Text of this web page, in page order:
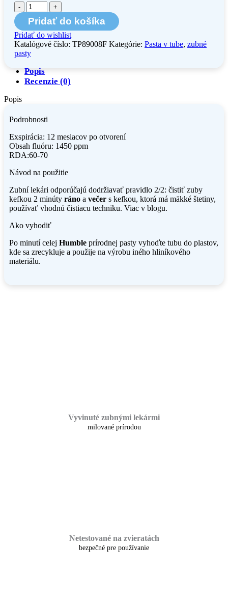
množstvo
Zubná
pasta
Humble
–
mäta,
75
ml
Pridať do košíka
Pridať do wishlist
Katalógové číslo: TP89008F Kategórie: Pasta v tube, zubné
pasty
Popis
Recenzie (0)
Popis
Podrobnosti
Exspirácia: 12 mesiacov po otvorení
Obsah fluóru: 1450 ppm
RDA:60-70
Návod na použitie
Zubní lekári odporúčajú dodržiavať pravidlo 2/2: čistiť zuby
kefkou 2 minúty ráno a večer s kefkou, ktorá má mäkké štetiny,
používať vhodnú čistiacu techniku. Viac v blogu.
Ako vyhodiť
Po minutí celej Humble prírodnej pasty vyhoďte tubu do plastov,
kde sa zrecykluje a použije na výrobu iného hliníkového
materiálu.
Vyvinuté zubnými lekármi
milované prírodou
Netestované na zvieratách
bezpečné pre používanie